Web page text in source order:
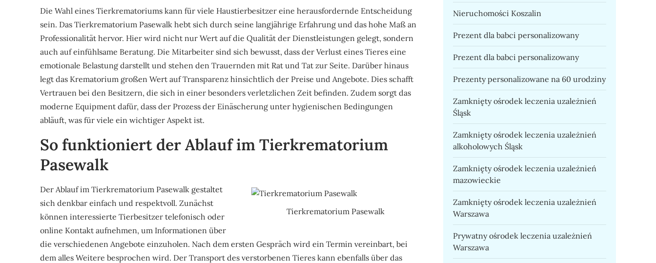
Die Wahl eines Tierkrematoriums kann für viele Haustierbesitzer eine herausfordernde Entscheidung
sein. Das Tierkrematorium Pasewalk hebt sich durch seine langjährige Erfahrung und das hohe Maß an
Professionalität hervor. Hier wird nicht nur Wert auf die Qualität der Dienstleistungen gelegt, sondern
auch auf einfühlsame Beratung. Die Mitarbeiter sind sich bewusst, dass der Verlust eines Tieres eine
emotionale Belastung darstellt und stehen den Trauernden mit Rat und Tat zur Seite. Darüber hinaus
legt das Krematorium großen Wert auf Transparenz hinsichtlich der Preise und Angebote. Dies schafft
Vertrauen bei den Besitzern, die sich in einer besonders verletzlichen Zeit befinden. Zudem sorgt das
moderne Equipment dafür, dass der Prozess der Einäscherung unter hygienischen Bedingungen
abläuft, was für viele ein wichtiger Aspekt ist.
So funktioniert der Ablauf im Tierkrematorium
Pasewalk
Tierkrematorium Pasewalk
Der Ablauf im Tierkrematorium Pasewalk gestaltet
sich denkbar einfach und respektvoll. Zunächst
können interessierte Tierbesitzer telefonisch oder
online Kontakt aufnehmen, um Informationen über
die verschiedenen Angebote einzuholen. Nach dem ersten Gespräch wird ein Termin vereinbart, bei
dem alles Weitere besprochen wird. Der Transport des verstorbenen Tieres kann ebenfalls über das
Nieruchomości Koszalin
Prezent dla babci personalizowany
Prezent dla babci personalizowany
Prezenty personalizowane na 60 urodziny
Zamknięty ośrodek leczenia uzależnień
Śląsk
Zamknięty ośrodek leczenia uzależnień
alkoholowych Śląsk
Zamknięty ośrodek leczenia uzależnień
mazowieckie
Zamknięty ośrodek leczenia uzależnień
Warszawa
Prywatny ośrodek leczenia uzależnień
Warszawa